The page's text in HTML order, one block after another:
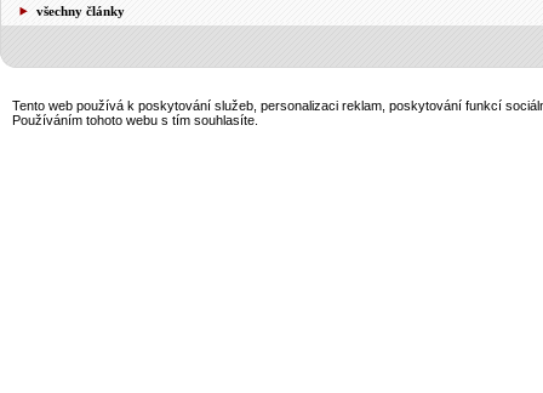
všechny články
Tento web používá k poskytování služeb, personalizaci reklam, poskytování funkcí
Používáním tohoto webu s tím souhlasíte.